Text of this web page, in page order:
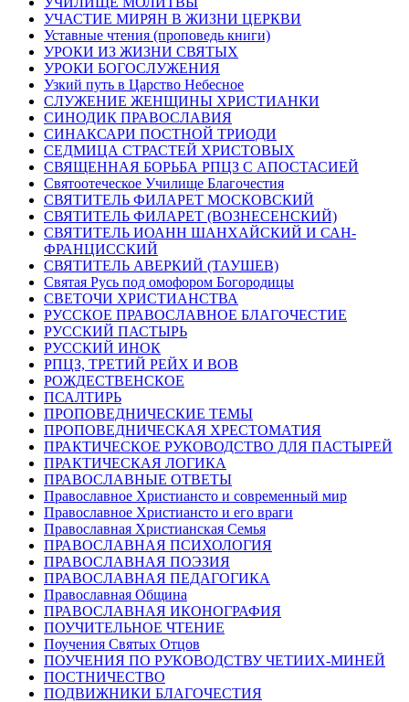
УЧАСТИЕ МИРЯН В ЖИЗНИ ЦЕРКВИ
Уставные чтения (проповедь книги)
УРОКИ ИЗ ЖИЗНИ СВЯТЫХ
УРОКИ БОГОСЛУЖЕНИЯ
Узкий путь в Царство Небесное
СЛУЖЕНИЕ ЖЕНЩИНЫ ХРИСТИАНКИ
СИНОДИК ПРАВОСЛАВИЯ
СИНАКСАРИ ПОСТНОЙ ТРИОДИ
СЕДМИЦА СТРАСТЕЙ ХРИСТОВЫХ
СВЯЩЕННАЯ БОРЬБА РПЦЗ С АПОСТАСИЕЙ
Святоотеческое Училище Благочестия
СВЯТИТЕЛЬ ФИЛАРЕТ МОСКОВСКИЙ
СВЯТИТЕЛЬ ФИЛАРЕТ (ВОЗНЕСЕНСКИЙ)
СВЯТИТЕЛЬ ИОАНН ШАНХАЙСКИЙ И САН-
ФРАНЦИССКИЙ
СВЯТИТЕЛЬ АВЕРКИЙ (ТАУШЕВ)
Святая Русь под омофором Богородицы
СВЕТОЧИ ХРИСТИАНСТВА
РУССКОЕ ПРАВОСЛАВНОЕ БЛАГОЧЕСТИЕ
РУССКИЙ ПАСТЫРЬ
РУССКИЙ ИНОК
РПЦЗ, ТРЕТИЙ РЕЙХ И ВОВ
РОЖДЕСТВЕНСКОЕ
ПСАЛТИРЬ
ПРОПОВЕДНИЧЕСКИЕ ТЕМЫ
ПРОПОВЕДНИЧЕСКАЯ ХРЕСТОМАТИЯ
ПРАКТИЧЕСКОЕ РУКОВОДСТВО ДЛЯ ПАСТЫРЕЙ
ПРАКТИЧЕСКАЯ ЛОГИКА
ПРАВОСЛАВНЫЕ ОТВЕТЫ
Православное Христиансто и современный мир
Православное Христиансто и его враги
Православная Христианская Семья
ПРАВОСЛАВНАЯ ПСИХОЛОГИЯ
ПРАВОСЛАВНАЯ ПОЭЗИЯ
ПРАВОСЛАВНАЯ ПЕДАГОГИКА
Православная Община
ПРАВОСЛАВНАЯ ИКОНОГРАФИЯ
ПОУЧИТЕЛЬНОЕ ЧТЕНИЕ
Поучения Святых Отцов
ПОУЧЕНИЯ ПО РУКОВОДСТВУ ЧЕТИИХ-МИНЕЙ
ПОСТНИЧЕСТВО
ПОДВИЖНИКИ БЛАГОЧЕСТИЯ